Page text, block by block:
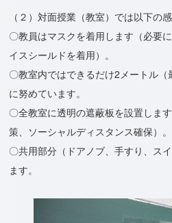
（２）対面授業（教室）では以下の
〇教員はマスクを着用します（必要
イスシールドを着用）。
〇教室内ではできるだけ2メートル
に努めています。
〇全教室に透明の遮蔽板を設置しま
策、ソーシャルディスタンス確保）。
〇共用部分（ドアノブ、手すり、ス
ます。